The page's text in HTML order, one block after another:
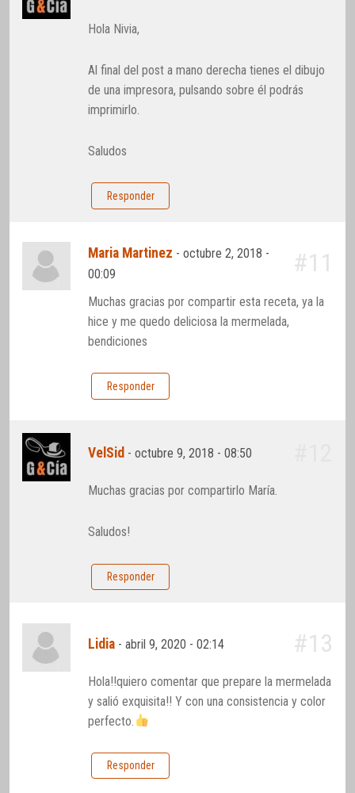
Hola Nivia,
Al final del post a mano derecha tienes el dibujo
de una impresora, pulsando sobre él podrás
imprimirlo.
Saludos
Responder
Maria Martinez -octubre 2, 2018 -
00:09
#11
Muchas gracias por compartir esta receta, ya la
hice y me quedo deliciosa la mermelada,
bendiciones
Responder
VelSid -octubre 9, 2018 - 08:50
Muchas gracias por compartirlo María.
Saludos!
Responder
Lidia -abril 9, 2020 - 02:14 #13
Hola!!quiero comentar que prepare la mermelada
y salió exquisita!! Y con una consistencia y color
perfecto.
Responder